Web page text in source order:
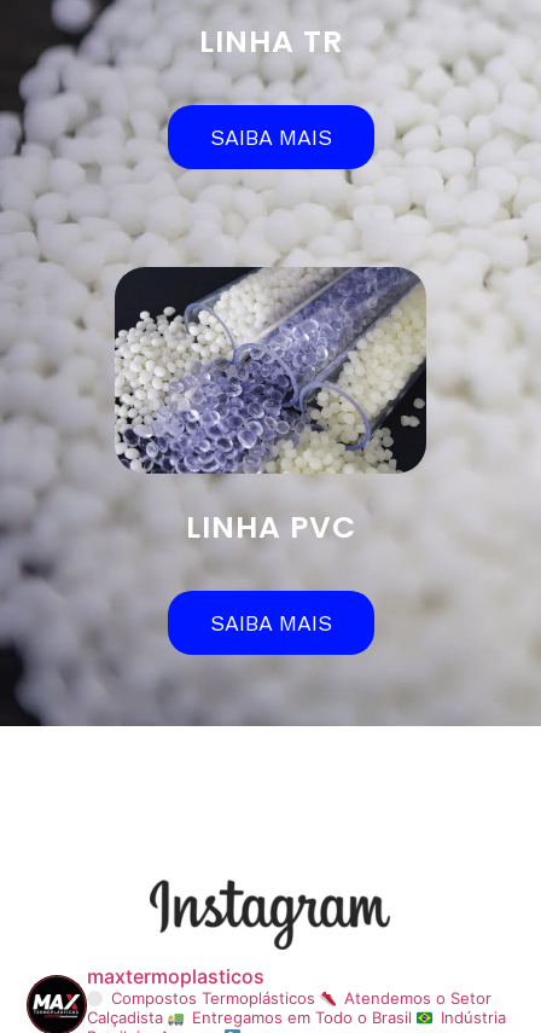
LINHA TR
SAIBA MAIS
LINHA PVC
SAIBA MAIS
maxtermoplasticos
Compostos Termoplásticos
Atendemos o Setor
Calçadista
Entregamos em Todo o Brasil
Indústria